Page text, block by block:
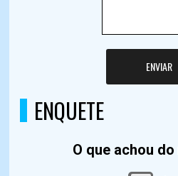
ENVIAR
ENQUETE
O que achou